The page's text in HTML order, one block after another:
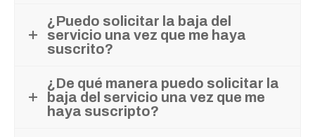
¿Puedo solicitar la baja del
servicio una vez que me haya
suscrito?
¿De qué manera puedo solicitar la
baja del servicio una vez que me
haya suscripto?